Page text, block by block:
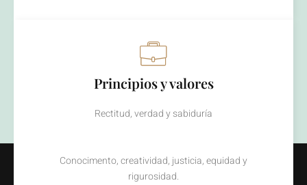
Principios y valores
Rectitud, verdad y sabiduría
Conocimento, creatividad, justicia, equidad y
rigurosidad.